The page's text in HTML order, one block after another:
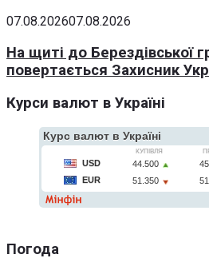
07.08.202607.08.2026
На щиті до Берездівської
повертається Захисник
Курси валют в Україні
Погода